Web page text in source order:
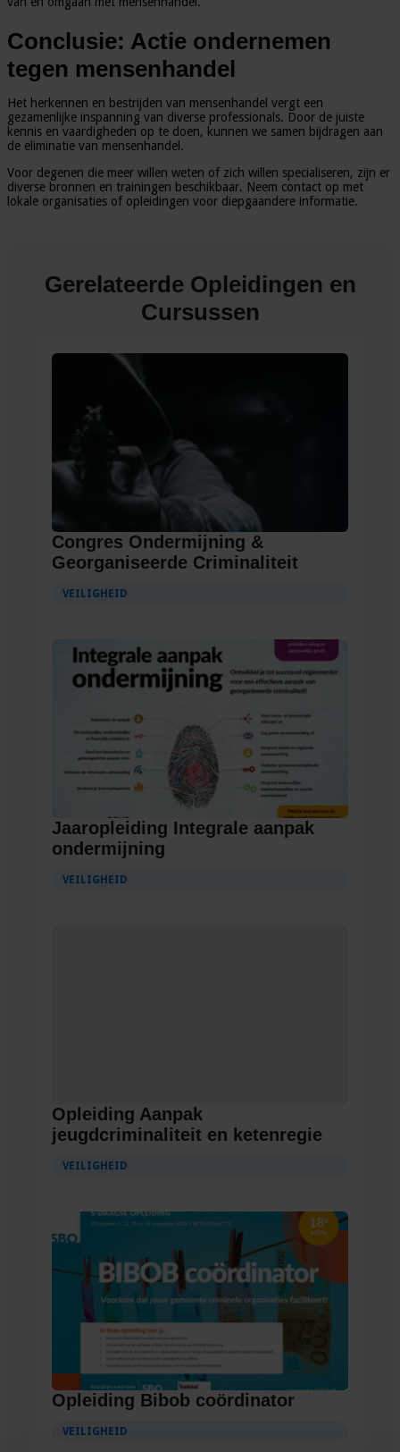
Conclusie: Actie ondernemen
tegen mensenhandel
Het herkennen en bestrijden van mensenhandel vergt een
gezamenlijke inspanning van diverse professionals. Door de juiste
kennis en vaardigheden op te doen, kunnen we samen bijdragen aan
de eliminatie van mensenhandel.
Voor degenen die meer willen weten of zich willen specialiseren, zijn er
diverse bronnen en trainingen beschikbaar. Neem contact op met
lokale organisaties of opleidingen voor diepgaandere informatie.
Gerelateerde Opleidingen en
Cursussen
Congres Ondermijning &
Georganiseerde Criminaliteit
VEILIGHEID
Jaaropleiding Integrale aanpak
ondermijning
VEILIGHEID
Opleiding Aanpak
jeugdcriminaliteit en ketenregie
VEILIGHEID
Opleiding Bibob coördinator
VEILIGHEID